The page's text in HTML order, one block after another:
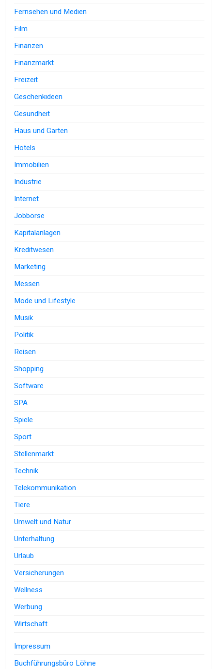
Fernsehen und Medien
Film
Finanzen
Finanzmarkt
Freizeit
Geschenkideen
Gesundheit
Haus und Garten
Hotels
Immobilien
Industrie
Internet
Jobbörse
Kapitalanlagen
Kreditwesen
Marketing
Messen
Mode und Lifestyle
Musik
Politik
Reisen
Shopping
Software
SPA
Spiele
Sport
Stellenmarkt
Technik
Telekommunikation
Tiere
Umwelt und Natur
Unterhaltung
Urlaub
Versicherungen
Wellness
Werbung
Wirtschaft
Impressum
Buchführungsbüro Löhne